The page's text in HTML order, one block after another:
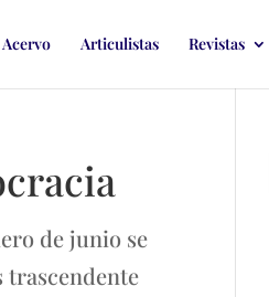
Acervo Articulistas Revistas
de junio se
trascendente